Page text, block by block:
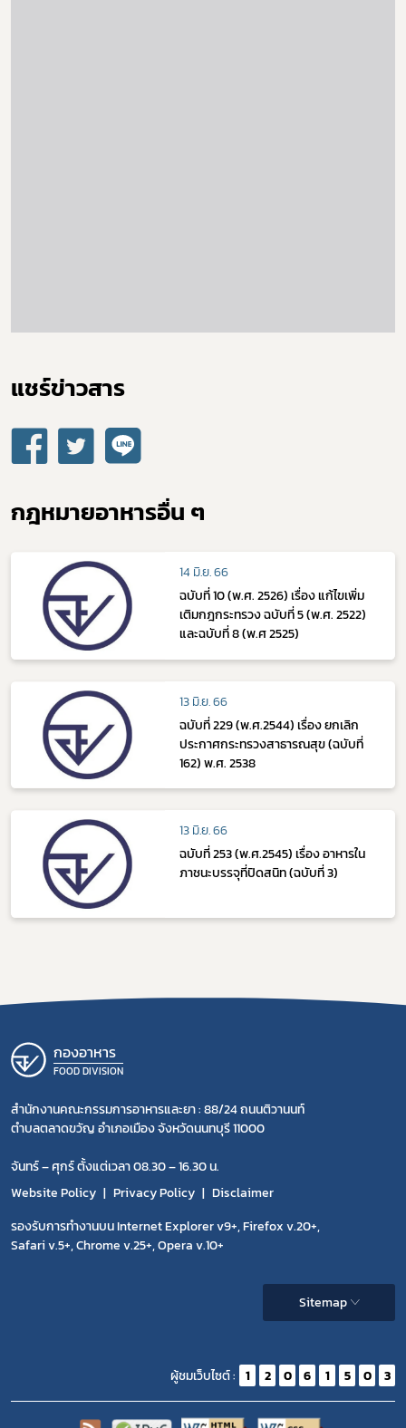
แชร์ข่าวสาร​
กฎหมายอาหารอื่น ๆ
14 มิ.ย. 66
ฉบับที่ 10 (พ.ศ. 2526) เรื่อง แก้ไขเพิ่ม
เติมกฎกระทรวง ฉบับที่ 5 (พ.ศ. 2522)
และฉบับที่ 8 (พ.ศ 2525)
13 มิ.ย. 66
ฉบับที่ 229 (พ.ศ.2544) เรื่อง ยกเลิก
ประกาศกระทรวงสาธารณสุข (ฉบับที่
162) พ.ศ. 2538
13 มิ.ย. 66
ฉบับที่ 253 (พ.ศ.2545) เรื่อง อาหารใน
ภาชนะบรรจุที่ปิดสนิท (ฉบับที่ 3)
กองอาหาร
FOOD DIVISION
สำนักงานคณะกรรมการอาหารและยา : 88/24 ถนนติวานนท์
ตำบลตลาดขวัญ อำเภอเมือง จังหวัดนนทบุรี 11000
จันทร์ – ศุกร์ ตั้งแต่เวลา 08.30 – 16.30 น.
Website Policy
Privacy Policy
Disclaimer
รองรับการทำงานบน Internet Explorer v9+, Firefox v.20+,
Safari v.5+, Chrome v.25+, Opera v.10+
Sitemap
ผู้ชมเว็บไซต์ : 1 2 0 6 1 5 0 3